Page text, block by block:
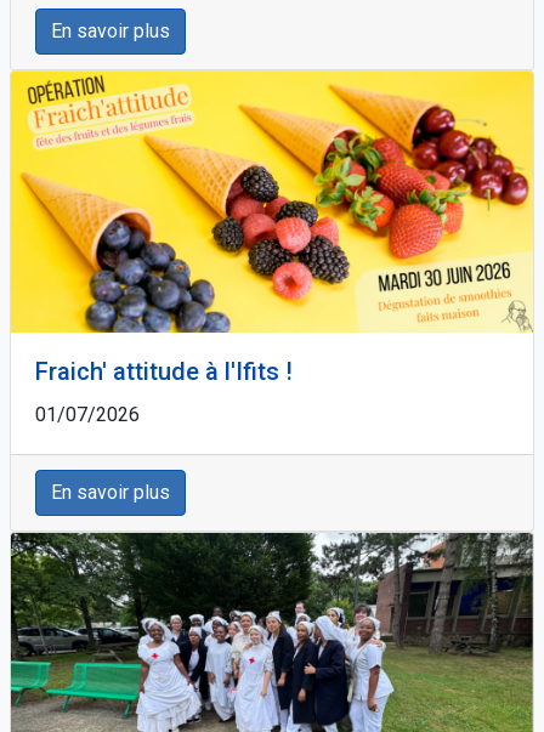
En savoir plus
Fraich' attitude à l'Ifits !
01/07/2026
En savoir plus